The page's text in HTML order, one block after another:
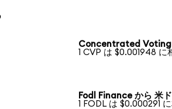
Concentrated Voting
1 CVP は $0.001948 に
Fodl Finance から 米
1 FODL は $0.000291